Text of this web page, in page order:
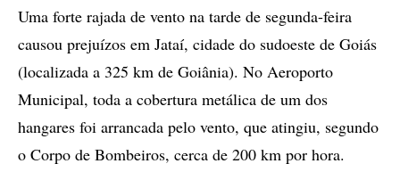
compartilhamento
Uma forte rajada de vento na tarde de segunda-feira
causou prejuízos em Jataí, cidade do sudoeste de Goiás
(localizada a 325 km de Goiânia). No Aeroporto
Municipal, toda a cobertura metálica de um dos
hangares foi arrancada pelo vento, que atingiu, segundo
o Corpo de Bombeiros, cerca de 200 km por hora.